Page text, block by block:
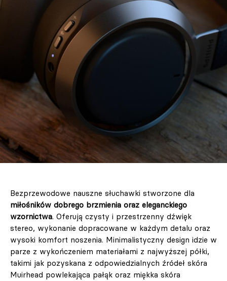
Bezprzewodowe nauszne słuchawki stworzone dla
miłośników dobrego brzmienia oraz eleganckiego
wzornictwa. Oferują czysty i przestrzenny dźwięk
stereo, wykonanie dopracowane w każdym detalu oraz
wysoki komfort noszenia. Minimalistyczny design idzie w
parze z wykończeniem materiałami z najwyższej półki,
takimi jak pozyskana z odpowiedzialnych źródeł skóra
Muirhead powlekająca pałąk oraz miękka skóra